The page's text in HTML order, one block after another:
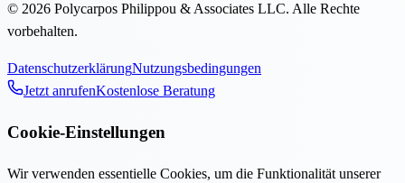
© 2026 Polycarpos Philippou & Associates LLC. Alle Rechte
vorbehalten.
DatenschutzerklärungNutzungsbedingungen
Jetzt anrufenKostenlose Beratung
Cookie-Einstellungen
Wir verwenden essentielle Cookies, um die Funktionalität unserer